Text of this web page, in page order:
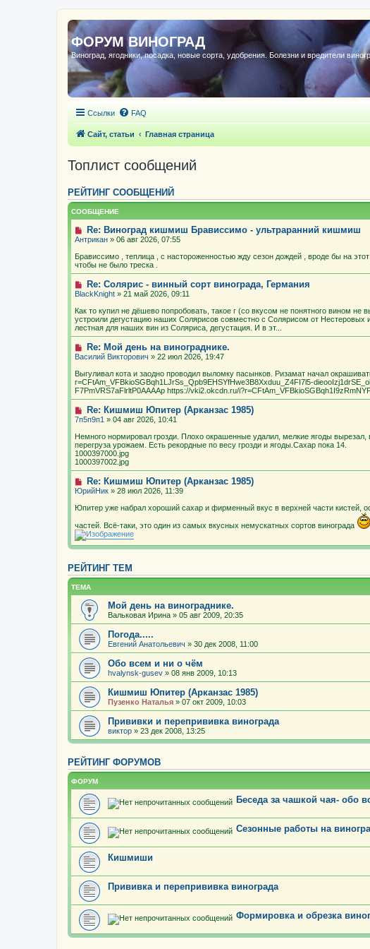
ФОРУМ ВИНОГРАД
Виноград, ягодники, посадка, новые сорта, удобрения. Болезни и вредители
Ссылки FAQ
Сайт, статьи Главная страница
Топлист сообщений
РЕЙТИНГ СООБЩЕНИЙ
СООБЩЕНИЕ
Re: Виноград кишмиш Брависсимо - ультраранний кишмиш
Антрикан » 06 авг 2026, 07:55
Брависсимо , теплица , с настороженностью жду сезон дождей , вроде бы на
чтобы не было треска .
Re: Солярис - винный сорт винограда, Германия
BlackKnight » 21 май 2026, 09:11
Как то купил не дёшево попробовать, такое г (со вкусом не понятного вином не
устроили дегустацию наших Солярисов совместно с Солярисом от
лестная для наших вин из Соляриса, дегустация. И в эт...
Re: Мой день на винограднике.
Василий Викторович » 22 июл 2026, 19:47
Выгуливал кота и заодно проводил выломку пасынков. Ризамат начал
r=CFtAm_VFBkioSGBqh1LJrSs_Qpb9EHSYfHwe3B8Xxduu_Z4FI7l5-
F7PmVRS7aFlrltP0AAAAp https://vki2.okcdn.ru/
Re: Кишмиш Юпитер (Арканзас 1985)
7п5п9п1 » 04 авг 2026, 10:41
Немного нормировал грозди. Плохо окрашенные удалил, мелкие ягоды
перегруза урожаем. Есть рекордные по весу грозди и ягоды.Сахар пока 14.
1000397000.jpg
1000397002.jpg
Re: Кишмиш Юпитер (Арканзас 1985)
ЮрийНик » 28 июл 2026, 11:39
Юпитер уже набрал хороший сахар и фирменный вкус в верхней части кистей,
частей. Всё-таки, это один из самых вкусных немускатных сортов винограда
РЕЙТИНГ ТЕМ
ТЕМА
Мой день на винограднике.
Вальковая Ирина » 05 авг 2009, 20:35
Погода.....
Евгений Анатольевич » 30 дек 2008, 11:00
Обо всем и ни о чём
hvalynsk-gusev » 08 янв 2009, 10:13
Кишмиш Юпитер (Арканзас 1985)
Пузенко Наталья » 07 окт 2009, 10:03
Прививки и перепрививка винограда
виктор » 23 дек 2008, 13:25
РЕЙТИНГ ФОРУМОВ
ФОРУМ
Беседа за чашкой чая- обо
Сезонные работы на
Кишмиши
Прививка и перепрививка винограда
Формировка и обрезка